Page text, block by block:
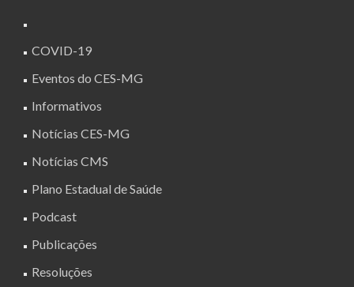
COVID-19
Eventos do CES-MG
Informativos
Notícias CES-MG
Notícias CMS
Plano Estadual de Saúde
Podcast
Publicações
Resoluções